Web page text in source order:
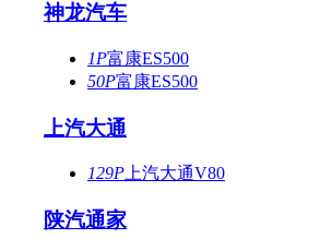
神龙汽车
1P富康ES500
50P富康ES500
上汽大通
129P 上汽大通V80
陕汽通家